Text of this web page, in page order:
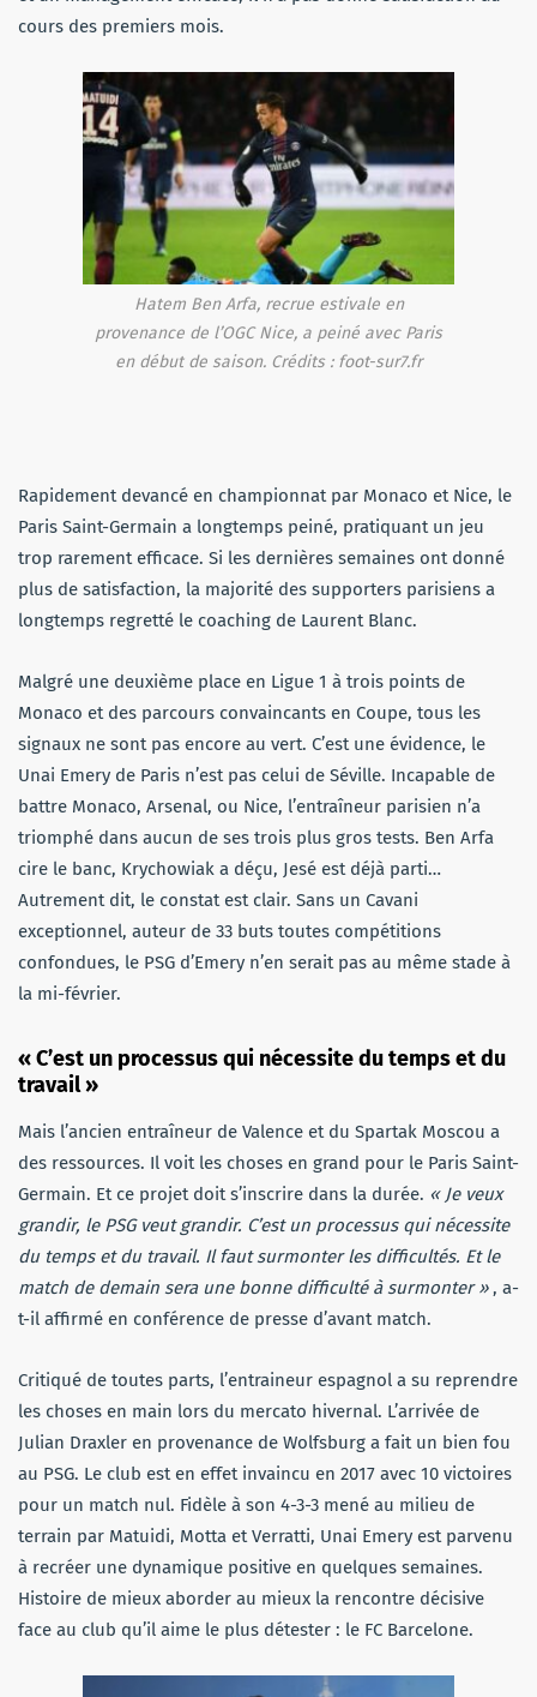
cours des premiers mois.
Hatem Ben Arfa, recrue estivale en
provenance de l’OGC Nice, a peiné avec Paris
en début de saison. Crédits : foot-sur7.fr
Rapidement devancé en championnat par Monaco et Nice, le
Paris Saint-Germain a longtemps peiné, pratiquant un jeu
trop rarement efficace. Si les dernières semaines ont donné
plus de satisfaction, la majorité des supporters parisiens a
longtemps regretté le coaching de Laurent Blanc.
Malgré une deuxième place en Ligue 1 à trois points de
Monaco et des parcours convaincants en Coupe, tous les
signaux ne sont pas encore au vert. C’est une évidence, le
Unai Emery de Paris n’est pas celui de Séville. Incapable de
battre Monaco, Arsenal, ou Nice, l’entraîneur parisien n’a
triomphé dans aucun de ses trois plus gros tests. Ben Arfa
cire le banc, Krychowiak a déçu, Jesé est déjà parti…
Autrement dit, le constat est clair. Sans un Cavani
exceptionnel, auteur de 33 buts toutes compétitions
confondues, le PSG d’Emery n’en serait pas au même stade à
la mi-février.
« C’est un processus qui nécessite du temps et du
travail »
Mais l’ancien entraîneur de Valence et du Spartak Moscou a
des ressources. Il voit les choses en grand pour le Paris Saint-
Germain. Et ce projet doit s’inscrire dans la durée. « Je veux
grandir, le PSG veut grandir. C’est un processus qui nécessite
du temps et du travail. Il faut surmonter les difficultés. Et le
match de demain sera une bonne difficulté à surmonter », a-
t-il affirmé en conférence de presse d’avant match.
Critiqué de toutes parts, l’entraineur espagnol a su reprendre
les choses en main lors du mercato hivernal. L’arrivée de
Julian Draxler en provenance de Wolfsburg a fait un bien fou
au PSG. Le club est en effet invaincu en 2017 avec 10 victoires
pour un match nul. Fidèle à son 4-3-3 mené au milieu de
terrain par Matuidi, Motta et Verratti, Unai Emery est parvenu
à recréer une dynamique positive en quelques semaines.
Histoire de mieux aborder au mieux la rencontre décisive
face au club qu’il aime le plus détester : le FC Barcelone.